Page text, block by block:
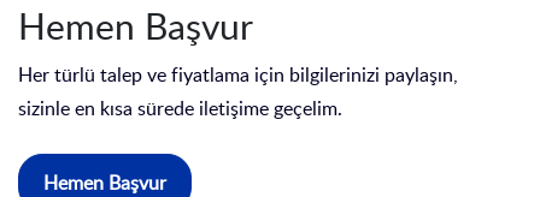
Hemen Başvur
Her türlü talep ve fiyatlama için bilgilerinizi paylaşın,
sizinle en kısa sürede iletişime geçelim.
Hemen Başvur